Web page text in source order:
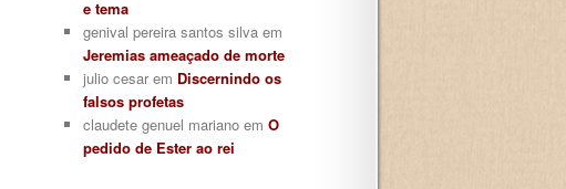
e tema
genival pereira santos silva em
Jeremias ameaçado de morte
julio cesar em Discernindo os
falsos profetas
claudete genuel mariano em O
pedido de Ester ao rei